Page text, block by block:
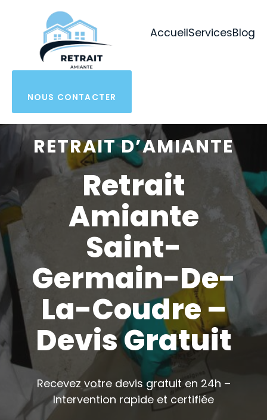
AccueilServicesBlog
NOUS CONTACTER
RETRAIT D’AMIANTE
Retrait
Amiante
Saint-
Germain-De-
La-Coudre –
Devis Gratuit
Recevez votre devis gratuit en 24h –
Intervention rapide et certifiée